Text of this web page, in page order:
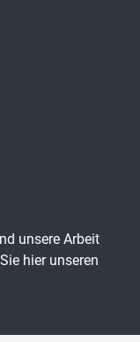
unsere Arbeit
hier unseren